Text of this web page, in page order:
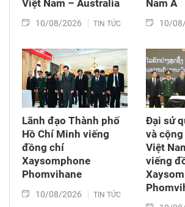
Việt Nam – Australia
10/08/2026 TIN TỨC
Nam Á
10/
Lãnh đạo Thành phố
Hồ Chí Minh viếng
đồng chí
Xaysomphone
Phomvihane
10/08/2026 TIN TỨC
Đại sứ
và
Việt
viếng